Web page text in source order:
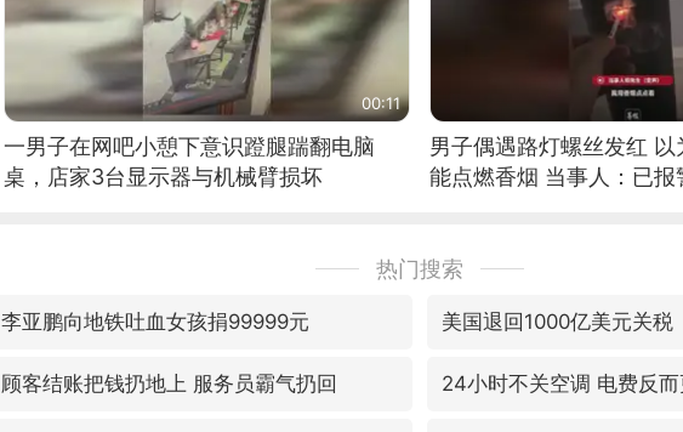
00:11
一男子在网吧小憩下意识蹬腿踹翻电脑
桌，店家3台显示器与机械臂损坏
男子偶遇路灯螺丝发红
能点燃香烟 当事人：已报
热门搜索
李亚鹏向地铁吐血女孩捐99999元 美国退回1000亿美元关税
顾客结账把钱扔地上 服务员霸气扔回 24小时不关空调 电费反而